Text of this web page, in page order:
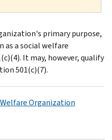
primary purpose,
a social welfare
It may, however, qualify
501(c)(7).
Organization